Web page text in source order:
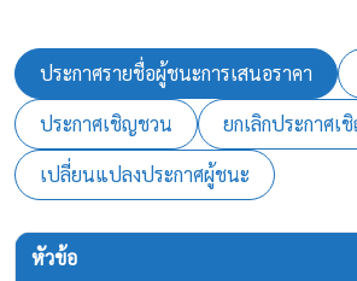
ประกาศรายชื่อผู้ชนะการเสนอราคา
ประกาศเชิญชวน
ยกเลิกประกาศเ
เปลี่ยนแปลงประกาศผู้ชนะ
หัวข้อ